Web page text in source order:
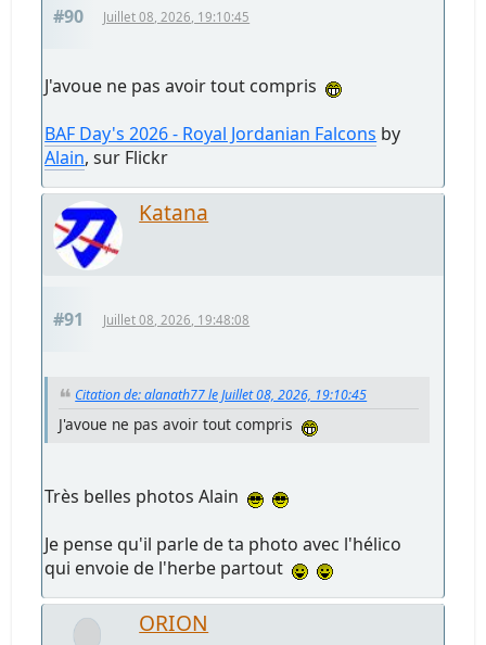
#90 Juillet 08, 2026, 19:10:45
J'avoue ne pas avoir tout compris
BAF Day's 2026 - Royal Jordanian Falcons by
Alain, sur Flickr
Katana
#91 Juillet 08, 2026, 19:48:08
Citation de: alanath77 le Juillet 08, 2026, 19:10:45
J'avoue ne pas avoir tout compris
Très belles photos Alain
Je pense qu'il parle de ta photo avec l'hélico
qui envoie de l'herbe partout
ORION